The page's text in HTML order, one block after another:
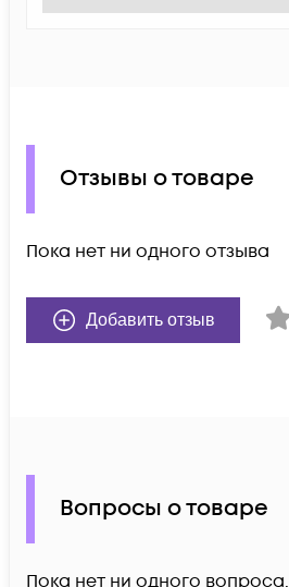
Отзывы о товаре
Пока нет ни одного отзыва
Добавить отзыв
Вопросы о товаре
Пока нет ни одного вопроса.